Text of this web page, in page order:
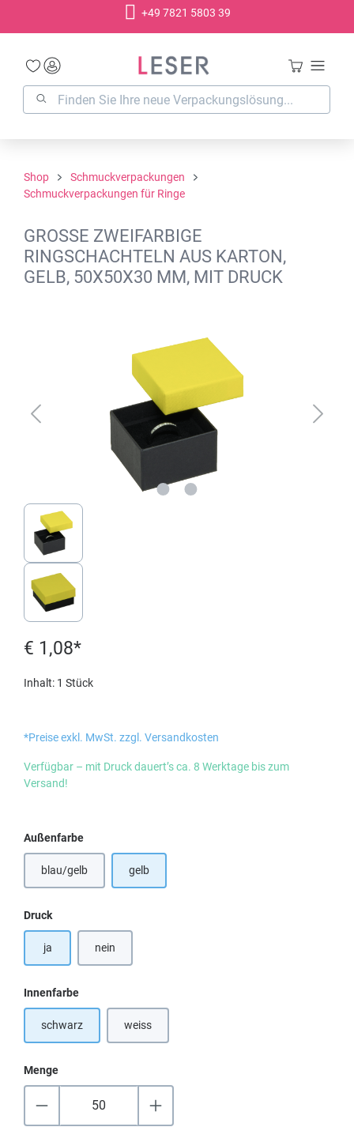
+49 7821 5803 39
Shop
Schmuckverpackungen
Schmuckverpackungen für Ringe
GROSSE ZWEIFARBIGE R
INGSCHACHTELN AUS KARTON, G
ELB, 50X50X30 MM, MIT DRUCK
€ 1,08*
Inhalt: 1 Stück
*Preise exkl. MwSt. zzgl. Versandkosten
Verfügbar – mit Druck dauert’s ca. 8 Werktage bis zum
Versand!
Außenfarbeauswählen
blau/gelb
(Diese Option ist zurzeit nicht verfügbar.)
gelb
Druckauswählen
ja nein
Innenfarbeauswählen
schwarz weiss(Diese Option ist zurzeit nicht verfügbar.)
Menge